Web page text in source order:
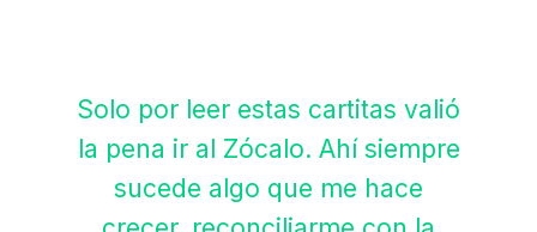
Solo por leer estas cartitas valió
la pena ir al Zócalo. Ahí siempre
sucede algo que me hace